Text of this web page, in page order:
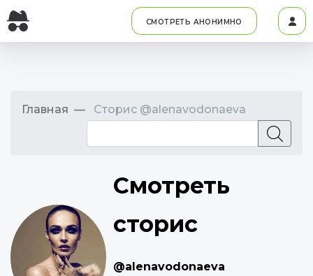
СМОТРЕТЬ АНОНИМНО
Главная Сторис @alenavodonaeva
Смотреть
сторис
@alenavodonaeva